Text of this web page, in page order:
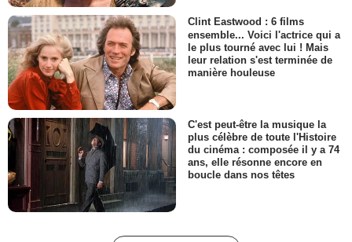
Clint Eastwood : 6 films
ensemble... Voici l'actrice qui a
le plus tourné avec lui ! Mais
leur relation s'est terminée de
manière houleuse
C'est peut-être la musique la
plus célèbre de toute l'Histoire
du cinéma : composée il y a 74
ans, elle résonne encore en
boucle dans nos têtes